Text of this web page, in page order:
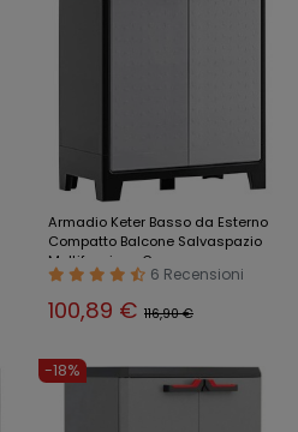
Armadio Keter Basso da Esterno
Compatto Balcone Salvaspazio
Multifunzione Garage
6 Recensioni
100,89 € 116,90 €
-18%